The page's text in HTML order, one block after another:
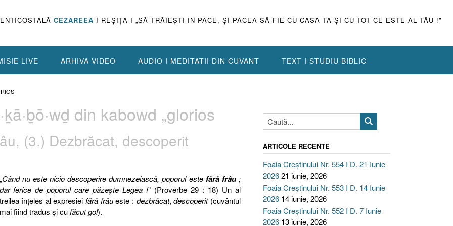
CEZAREEA I REŞIŢA I „SĂ TRĂIEŞTI ÎN PACE, ŞI PACEA SĂ FIE CU CASA TA ŞI CU TOT CE ESTE AL TĂU !”
LIVE ARHIVA VIDEO AUDIO I MEDITATII DIN CUVANT TEXT I STUDIU BIBLIC
din kabowd „glorios
(3.) Dezbrăcat, descoperit
„Când nu este nicio descoperire dumnezeiască, poporul este fără frâu;
dar ferice de poporul care păzeşte Legea !” (Proverbe 29 : 18) Un al
treilea înţeles al expresieifără frâueste : dezbrăcat,descoperit (cuvântul
mai fiind tradus şi cufăcut gol).
ARTICOLE RECENTE
Foaia Creștinului Nr. 554 I D. 21 Iunie
202621 iunie, 2026
Foaia Creștinului Nr. 553 I D. 14 Iunie
2026 14 iunie, 2026
Foaia Creștinului Nr. 552 I D. 7 Iunie
2026 13 iunie, 2026